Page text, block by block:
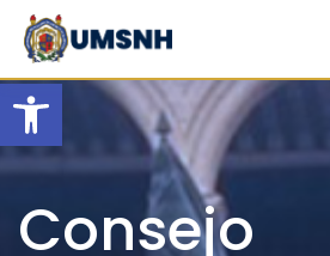
Open toolbar
Skip
content
Consejo